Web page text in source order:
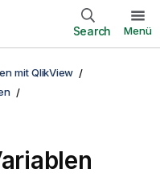
Search Menü
mit QlikView